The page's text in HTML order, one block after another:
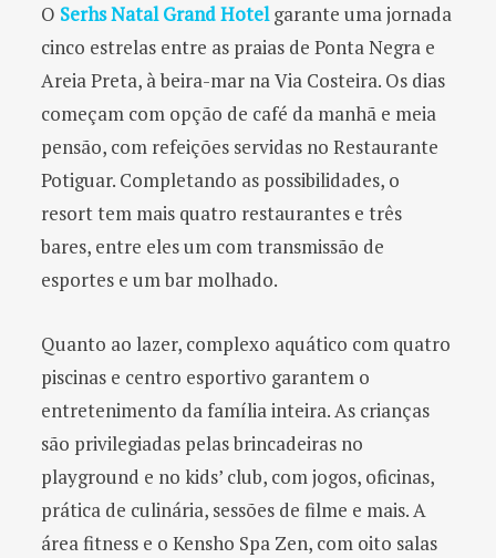
O Serhs Natal Grand Hotelgarante uma jornada
cinco estrelas entre as praias de Ponta Negra e
Areia Preta, à beira-mar na Via Costeira. Os dias
começam com opção de café da manhã e meia
pensão, com refeições servidas no Restaurante
Potiguar. Completando as possibilidades, o
resort tem mais quatro restaurantes e três
bares, entre eles um com transmissão de
esportes e um bar molhado.
Quanto ao lazer, complexo aquático com quatro
piscinas e centro esportivo garantem o
entretenimento da família inteira. As crianças
são privilegiadas pelas brincadeiras no
playground e no kids’ club, com jogos, oficinas,
prática de culinária, sessões de filme e mais. A
área fitness e o Kensho Spa Zen, com oito salas